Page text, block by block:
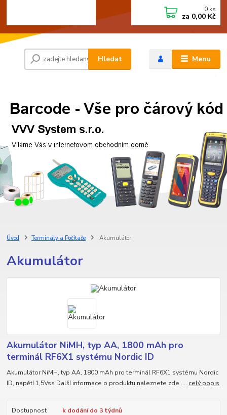
Menu
Hledat
0 ks
za 0,00 Kč
Úvod Terminály a Počítače Akumulátor
Akumulátor
Akumulátor NiMH, typ AA, 1800 mAh pro
terminál RF6X1 systému Nordic ID
Akumulátor NiMH, typ AA, 1800 mAh pro terminál RF6X1 systému Nordic
ID, napětí 1,5Vss Další informace o produktu naleznete zde .... celý popis
Dostupnost
k dodání do 3 týdnů